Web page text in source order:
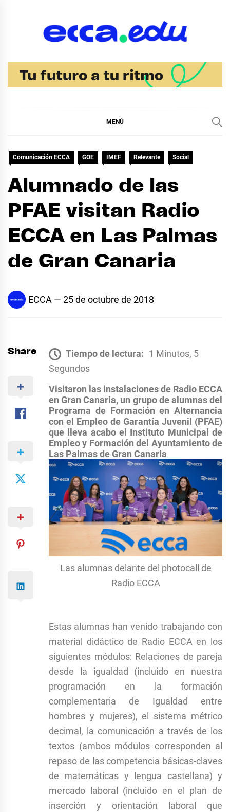
MENÚ
Comunicación ECCA GOE IMEF Relevante Social
Alumnado de las
PFAE visitan Radio
ECCA en Las Palmas
de Gran Canaria
ECCA 25 de octubre de 2018
Share Tiempo de lectura: 1 Minutos, 5
Segundos
Visitaron las instalaciones de Radio ECCA
en Gran Canaria, un grupo de alumnas del
Programa de Formación en Alternancia
con el Empleo de Garantía Juvenil (PFAE)
que lleva acabo el Instituto Municipal de
Empleo y Formación del Ayuntamiento de
Las Palmas de Gran Canaria
Las alumnas delante del photocall de
Radio ECCA
Estas alumnas han venido trabajando con
material didáctico de Radio ECCA en los
siguientes módulos: Relaciones de pareja
desde la igualdad (incluido en nuestra
programación en la formación
complementaria de Igualdad entre
hombres y mujeres), el sistema métrico
decimal, la comunicación a través de los
textos (ambos módulos corresponden al
repaso de las competencia básicas-claves
de matemáticas y lengua castellana) y
mercado laboral (incluido en el plan de
inserción y orientación laboral que